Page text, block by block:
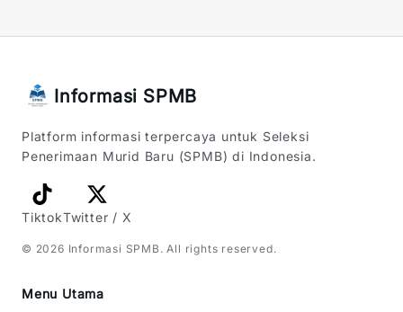
Informasi SPMB
Platform informasi terpercaya untuk Seleksi
Penerimaan Murid Baru (SPMB) di Indonesia.
TiktokTwitter / X
© 2026 Informasi SPMB . All rights reserved.
Menu Utama